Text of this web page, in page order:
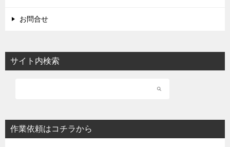
お問合せ
サイト内検索
作業依頼はコチラから